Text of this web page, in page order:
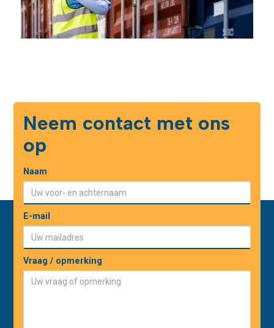
Neem contact met ons
op
Naam
E-mail
Vraag / opmerking